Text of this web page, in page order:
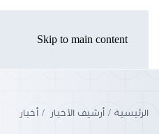
Skip to main content
الرئيسية أرشيف الأخبار أخبار